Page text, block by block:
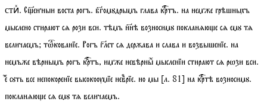
стиⷯ. С҃енныи воста рогъ. бгомꙋдрымъ глава кртъ. на немже грѣшныхъ
мыслено стирают сѧ рози вси. тѣмъ ннѣ возносимꙋ покланѧюе сѧ емꙋ тѧ
величаемъ;тѡкованїе. Рогъ глет сѧ держава и слава и возвышенїе. на
немъже вѣрнымъ рогъ кртъ, имже невѣрныⷯ мысленїи стирают сѧ рѡзи вси.
еⷤ сꙋть все непокоренїе высокоѹмїе невⷺрїе. но мы[л. 81] на кртѣ возносимꙋ.
покланѧюе сѧ емꙋ тѧ величаемъ.